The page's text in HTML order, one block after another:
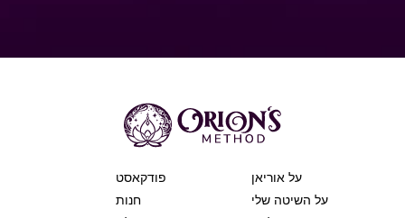
על אוריאן
על השיטה שלי
פודקאסט
חנות